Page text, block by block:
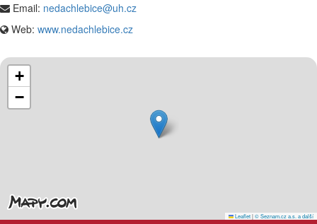
Email: nedachlebice@uh.cz
Web: www.nedachlebice.cz
+
−
Leaflet|© Seznam.cz a.s. a další